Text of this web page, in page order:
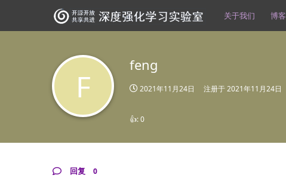
关于我们 博客
F
feng
2021年11月24日 注册于2021年11月24日
👍:0
回复 0